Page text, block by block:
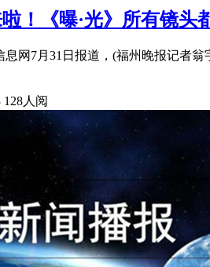
！《曝·光》所有镜头
息网7月31日报道，(福州晚报记者
128人阅